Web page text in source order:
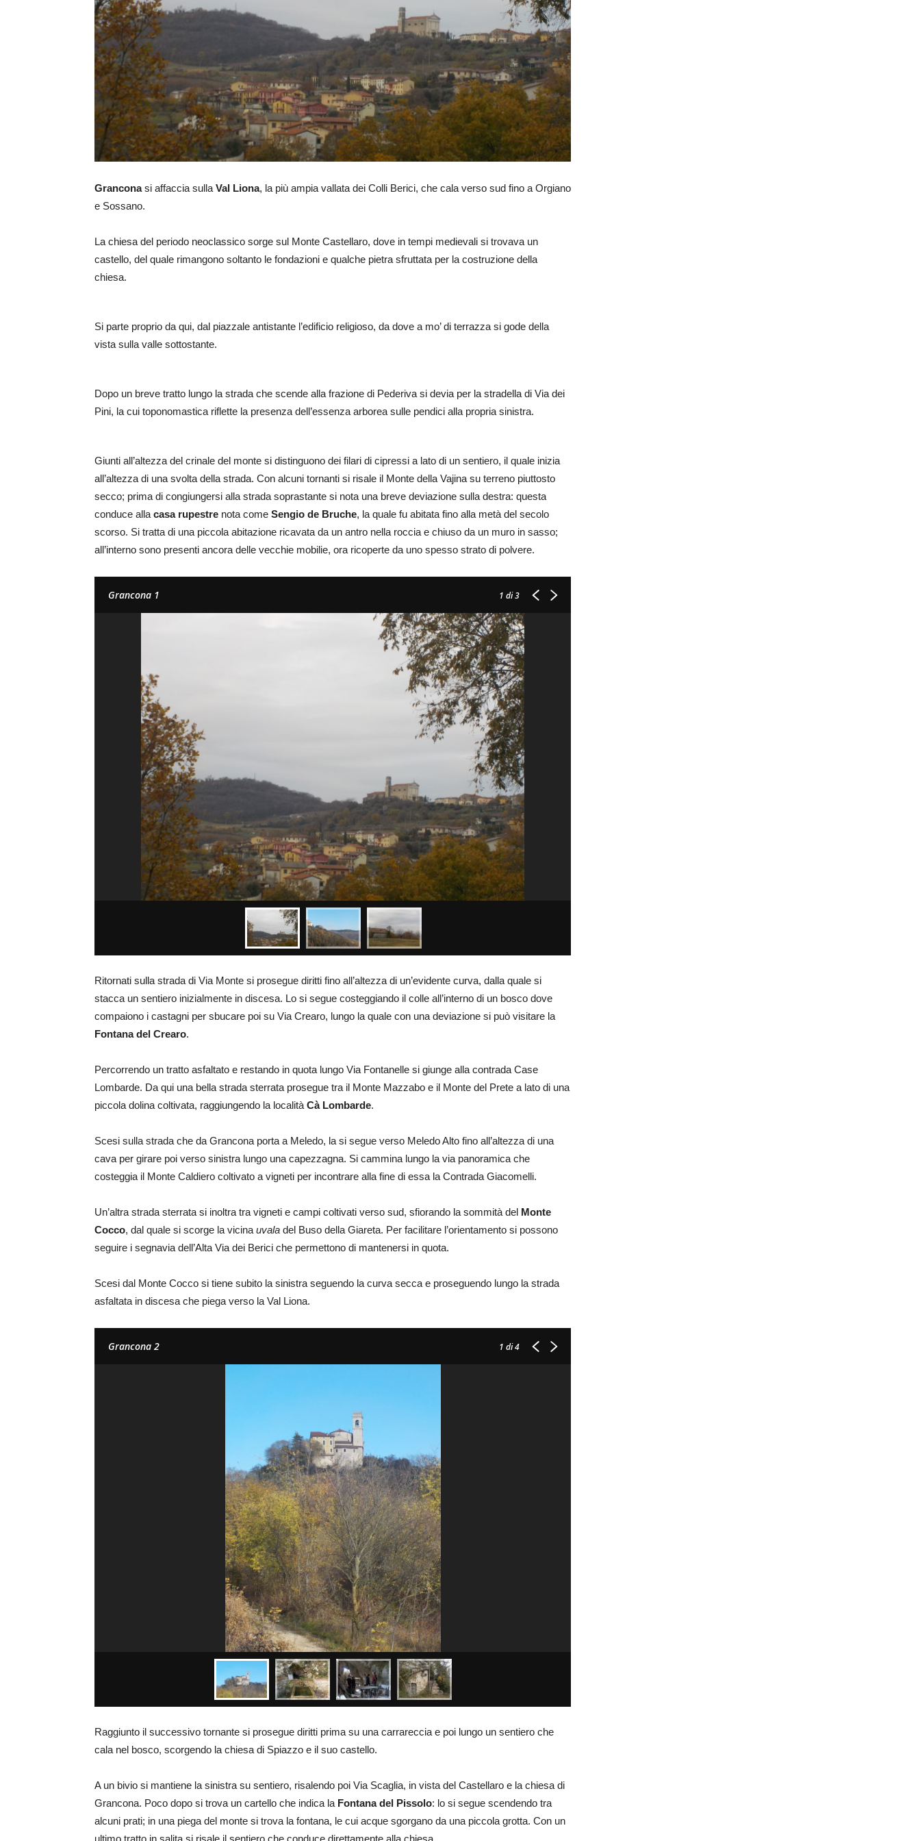
Granconasi affaccia sulla Val Liona, la più ampia vallata dei Colli Berici, che cala verso sud fino a Orgiano
e Sossano.
La chiesa del periodo neoclassico sorge sul Monte Castellaro, dove in tempi medievali si trovava un
castello, del quale rimangono soltanto le fondazioni e qualche pietra sfruttata per la costruzione della
chiesa.
Si parte proprio da qui, dal piazzale antistante l’edificio religioso, da dove a mo’ di terrazza si gode della
vista sulla valle sottostante.
Dopo un breve tratto lungo la strada che scende alla frazione di Pederiva si devia per la stradella di Via dei
Pini, la cui toponomastica riflette la presenza dell’essenza arborea sulle pendici alla propria sinistra.
Giunti all’altezza del crinale del monte si distinguono dei filari di cipressi a lato di un sentiero, il quale inizia
all’altezza di una svolta della strada. Con alcuni tornanti si risale il Monte della Vajina su terreno piuttosto
secco; prima di congiungersi alla strada soprastante si nota una breve deviazione sulla destra: questa
conduce alla casa rupestre nota come Sengio de Bruche, la quale fu abitata fino alla metà del secolo
scorso. Si tratta di una piccola abitazione ricavata da un antro nella roccia e chiuso da un muro in sasso;
all’interno sono presenti ancora delle vecchie mobilie, ora ricoperte da uno spesso strato di polvere.
Grancona 1 1 di 3
Ritornati sulla strada di Via Monte si prosegue diritti fino all’altezza di un’evidente curva, dalla quale si
stacca un sentiero inizialmente in discesa. Lo si segue costeggiando il colle all’interno di un bosco dove
compaiono i castagni per sbucare poi su Via Crearo, lungo la quale con una deviazione si può visitare la
Fontana del Crearo.
Percorrendo un tratto asfaltato e restando in quota lungo Via Fontanelle si giunge alla contrada Case
Lombarde. Da qui una bella strada sterrata prosegue tra il Monte Mazzabo e il Monte del Prete a lato di una
piccola dolina coltivata, raggiungendo la località Cà Lombarde.
Scesi sulla strada che da Grancona porta a Meledo, la si segue verso Meledo Alto fino all’altezza di una
cava per girare poi verso sinistra lungo una capezzagna. Si cammina lungo la via panoramica che
costeggia il Monte Caldiero coltivato a vigneti per incontrare alla fine di essa la Contrada Giacomelli.
Un’altra strada sterrata si inoltra tra vigneti e campi coltivati verso sud, sfiorando la sommità del Monte
Cocco, dal quale si scorge la vicina uvala del Buso della Giareta. Per facilitare l’orientamento si possono
seguire i segnavia dell’Alta Via dei Berici che permettono di mantenersi in quota.
Scesi dal Monte Cocco si tiene subito la sinistra seguendo la curva secca e proseguendo lungo la strada
asfaltata in discesa che piega verso la Val Liona.
Grancona 2 1 di 4
Raggiunto il successivo tornante si prosegue diritti prima su una carrareccia e poi lungo un sentiero che
cala nel bosco, scorgendo la chiesa di Spiazzo e il suo castello.
A un bivio si mantiene la sinistra su sentiero, risalendo poi Via Scaglia, in vista del Castellaro e la chiesa di
Grancona. Poco dopo si trova un cartello che indica la Fontana del Pissolo: lo si segue scendendo tra
alcuni prati; in una piega del monte si trova la fontana, le cui acque sgorgano da una piccola grotta. Con un